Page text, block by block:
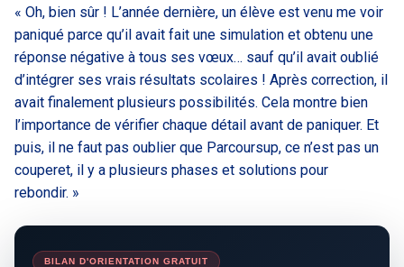
« Oh, bien sûr ! L’année dernière, un élève est venu me voir
paniqué parce qu’il avait fait une simulation et obtenu une
réponse négative à tous ses vœux… sauf qu’il avait oublié
d’intégrer ses vrais résultats scolaires ! Après correction, il
avait finalement plusieurs possibilités. Cela montre bien
l’importance de vérifier chaque détail avant de paniquer. Et
puis, il ne faut pas oublier que Parcoursup, ce n’est pas un
couperet, il y a plusieurs phases et solutions pour
rebondir. »
BILAN D'ORIENTATION GRATUIT